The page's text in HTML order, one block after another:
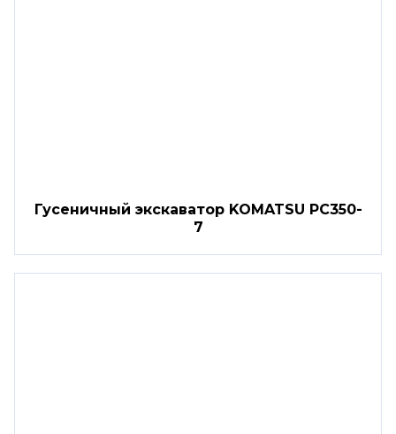
Гусеничный экскаватор KOMATSU PC350-
7